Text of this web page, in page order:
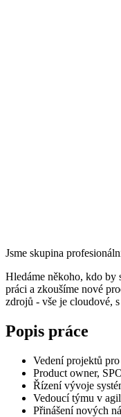
Jsme skupina
Hledáme někoho, kdo by
práci a zkoušíme nové
zdrojů - vše je cloudové,
Popis práce
Vedení projektů
Product owner,
Řízení vývoje
Vedoucí týmu v
Přinášení nových